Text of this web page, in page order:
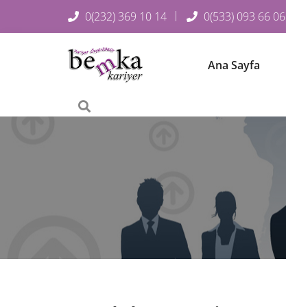
0(232) 369 10 14 0(533) 093 66 06
Ana Sayfa